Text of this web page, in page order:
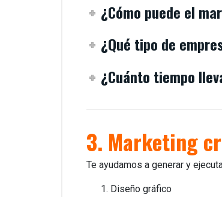
¿Cómo puede el
¿Qué tipo de
¿Cuánto tiempo
3. Marketing
Te ayudamos a generar y
Diseño gráfico